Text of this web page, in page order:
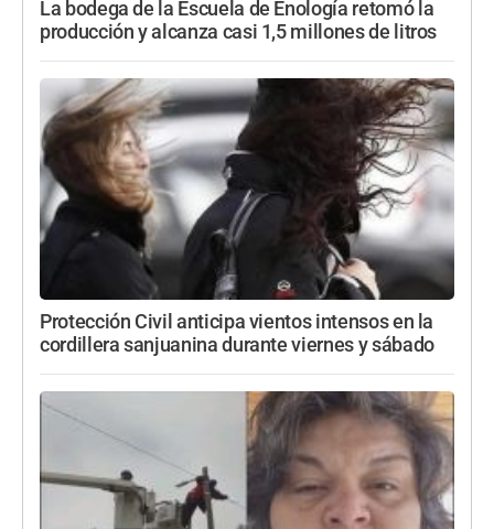
La bodega de la Escuela de Enología retomó la
producción y alcanza casi 1,5 millones de litros
Protección Civil anticipa vientos intensos en la
cordillera sanjuanina durante viernes y sábado